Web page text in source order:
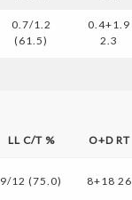
0.7/1.2
(61.5)
0.4+1.9
2.3
LL C/T % O+D RT
9/12 (75.0) 8+18 26